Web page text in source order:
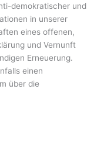
demokratischer und
in unserer
eines offenen,
und Vernunft
Erneuerung.
einen
über die